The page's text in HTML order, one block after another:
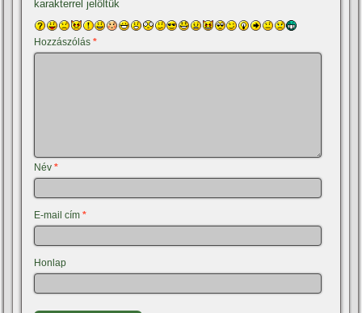
karakterrel jelöltük
Hozzászólás*
Név*
E-mail cím*
Honlap